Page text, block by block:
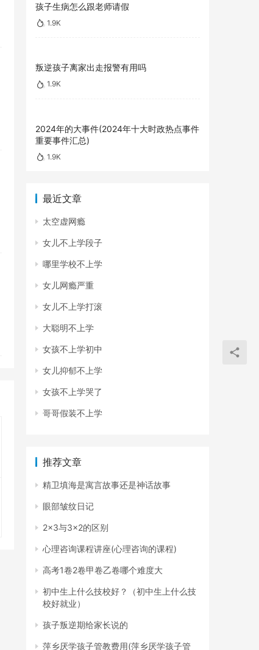
孩子生病怎么跟老师请假
1.9K
叛逆孩子离家出走报警有用吗
1.9K
2024年的大事件(2024年十大时政热点事件
重要事件汇总)
1.9K
最近文章
太空虚网瘾
女儿不上学段子
哪里学校不上学
女儿网瘾严重
女儿不上学打滚
大聪明不上学
女孩不上学初中
女儿抑郁不上学
女孩不上学哭了
哥哥假装不上学
推荐文章
精卫填海是寓言故事还是神话故事
眼部皱纹日记
2×3与3×2的区别
心理咨询课程讲座(心理咨询的课程)
高考1卷2卷甲卷乙卷哪个难度大
初中生上什么技校好？（初中生上什么技
校好就业）
孩子叛逆期给家长说的
萍乡厌学孩子管教费用(萍乡厌学孩子管